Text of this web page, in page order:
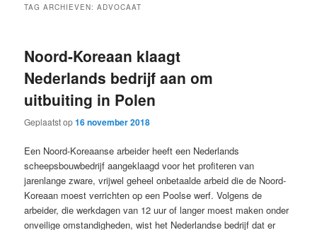
TAG ARCHIEVEN:ADVOCAAT
Noord-Koreaan klaagt
Nederlands bedrijf aan om
uitbuiting in Polen
Geplaatst op16 november 2018
Een Noord-Koreaanse arbeider heeft een Nederlands
scheepsbouwbedrijf aangeklaagd voor het profiteren van
jarenlange zware, vrijwel geheel onbetaalde arbeid die de Noord-
Koreaan moest verrichten op een Poolse werf. Volgens de
arbeider, die werkdagen van 12 uur of langer moest maken onder
onveilige omstandigheden, wist het Nederlandse bedrijf dat er